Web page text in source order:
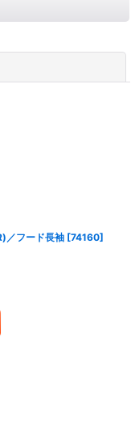
／フード長袖 [74160]